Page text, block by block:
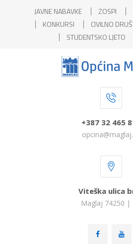
JAVNE NABAVKE ZOSPI
KONKURSI
CIVILNO
STUDENTSKO LJETO
+387 32 465
Viteška ulica
Maglaj 74250 |